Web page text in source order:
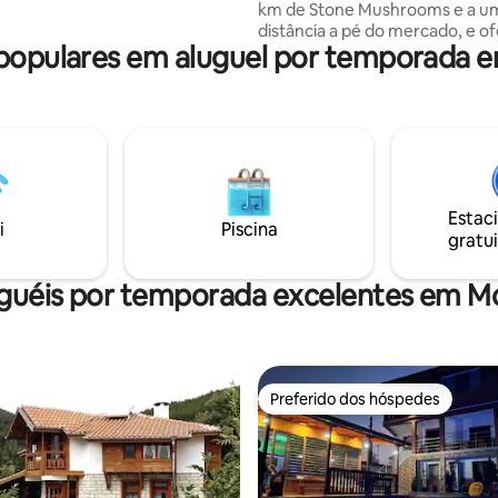
de acampamento"
km de Stone Mushrooms e a
distância a pé do mercado, e
acomodações confortáveis
unidade climatizada com
totalmente equipada com
eletrodomésticos necessários.
banheiro tem um chuveiro com
lençóis e toalhas são
conveniência dos hóspedes.
em aluguel por temporada
Piscina
por temporada excelentes em
Preferido dos hóspedes
Preferido dos hóspedes